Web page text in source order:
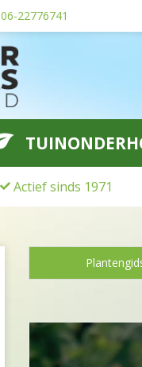
06-22776741
Actief sinds 1971